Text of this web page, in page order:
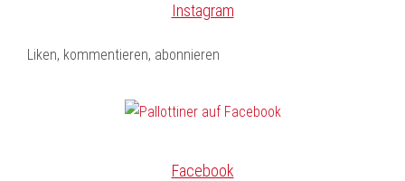
Instagram
Liken, kommentieren, abonnieren
Facebook